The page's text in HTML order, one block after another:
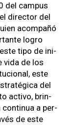
del cam­pus
direc­tor del
acom­pañó
logro
tipo de ini­
vida de los
este
del
acti­vo, brin­
con­tin­ua a per­
de este